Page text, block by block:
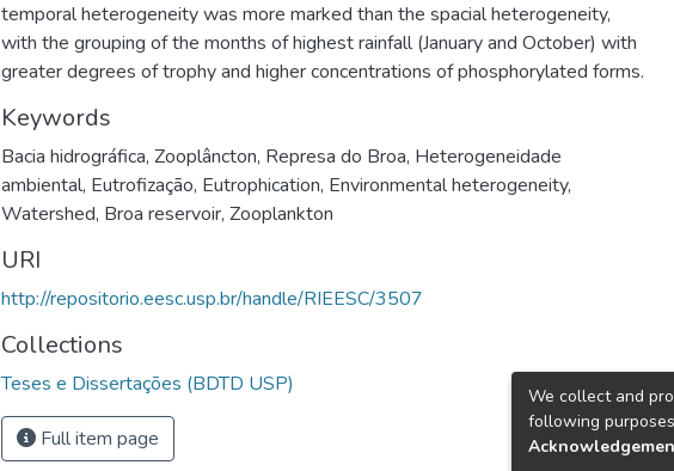
temporal heterogeneity was more marked than the spacial heterogeneity,
with the grouping of the months of highest rainfall (January and October) with
greater degrees of trophy and higher concentrations of phosphorylated forms.
Keywords
Bacia hidrográfica, Zooplâncton, Represa do Broa, Heterogeneidade
ambiental, Eutrofização, Eutrophication, Environmental heterogeneity,
Watershed, Broa reservoir, Zooplankton
URI
http://repositorio.eesc.usp.br/handle/RIEESC/3507
Collections
Teses e Dissertações (BDTD USP)
Full item page
We collect and
following